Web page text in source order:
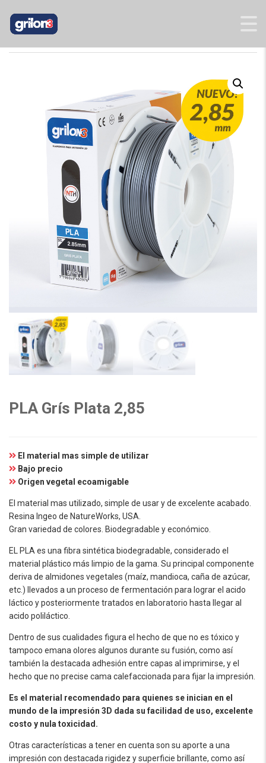
PLA Grís Plata 2,85
El material mas simple de utilizar
Bajo precio
Origen vegetal ecoamigable
El material mas utilizado, simple de usar y de excelente acabado.
Resina Ingeo de NatureWorks, USA.
Gran variedad de colores. Biodegradable y económico.
EL PLA es una fibra sintética biodegradable, considerado el
material plástico más limpio de la gama. Su principal componente
deriva de almidones vegetales (maíz, mandioca, caña de azúcar,
etc.) llevados a un proceso de fermentación para lograr el acido
láctico y posteriormente tratados en laboratorio hasta llegar al
acido poliláctico.
Dentro de sus cualidades figura el hecho de que no es tóxico y
tampoco emana olores algunos durante su fusión, como así
también la destacada adhesión entre capas al imprimirse, y el
hecho que no precise cama calefaccionada para fijar la impresión.
Es el material recomendado para quienes se inician en el
mundo de la impresión 3D dada su facilidad de uso, excelente
costo y nula toxicidad.
Otras características a tener en cuenta son su aporte a una
impresión con destacada rigidez y superficie brillante, como así